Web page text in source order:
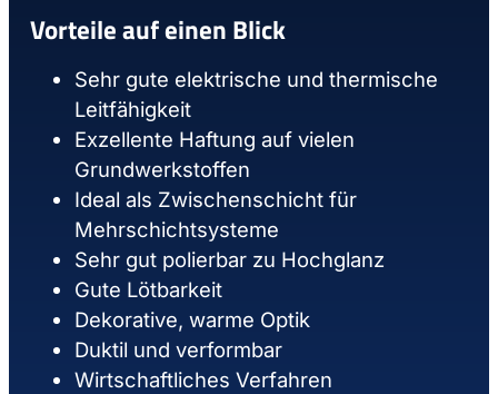
Vorteile auf einen Blick
Sehr gute elektrische und thermische
Leitfähigkeit
Exzellente Haftung auf vielen
Grundwerkstoffen
Ideal als Zwischenschicht für
Mehrschichtsysteme
Sehr gut polierbar zu Hochglanz
Gute Lötbarkeit
Dekorative, warme Optik
Duktil und verformbar
Wirtschaftliches Verfahren